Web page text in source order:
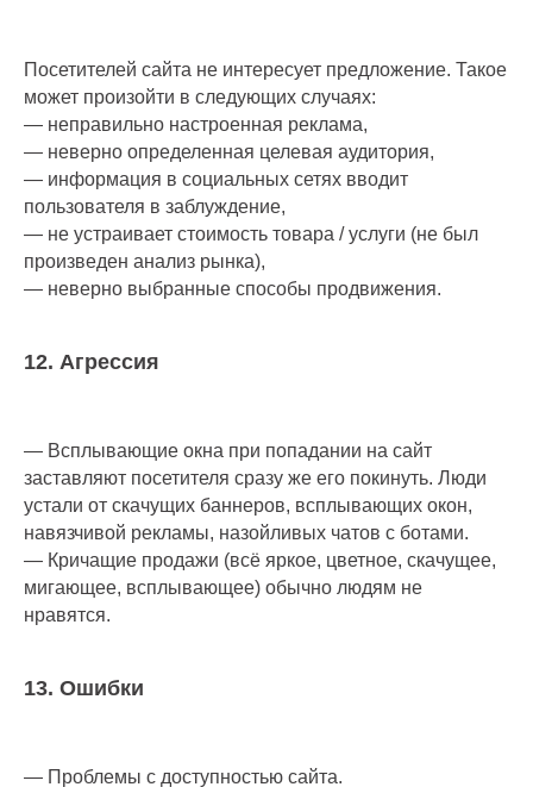
Посетителей сайта не интересует предложение. Такое
может произойти в следующих случаях:
— неправильно настроенная реклама,
— неверно определенная целевая аудитория,
— информация в социальных сетях вводит
пользователя в заблуждение,
— не устраивает стоимость товара / услуги (не был
произведен анализ рынка),
— неверно выбранные способы продвижения.
12. Агрессия
— Всплывающие окна при попадании на сайт
заставляют посетителя сразу же его покинуть. Люди
устали от скачущих баннеров, всплывающих окон,
навязчивой рекламы, назойливых чатов с ботами.
— Кричащие продажи (всё яркое, цветное, скачущее,
мигающее, всплывающее) обычно людям не
нравятся.
13. Ошибки
— Проблемы с доступностью сайта.